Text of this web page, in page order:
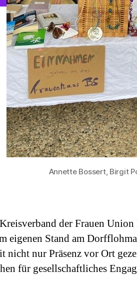
Annette Bossert, Birgit
der Frauen
eigenen Stand am
nicht nur Präsenz vor Ort
für gesellschaftliches